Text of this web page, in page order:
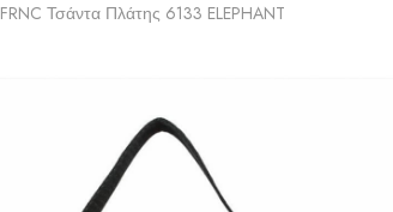
FRNC Τσάντα Πλάτης 6133 ELEPHANT